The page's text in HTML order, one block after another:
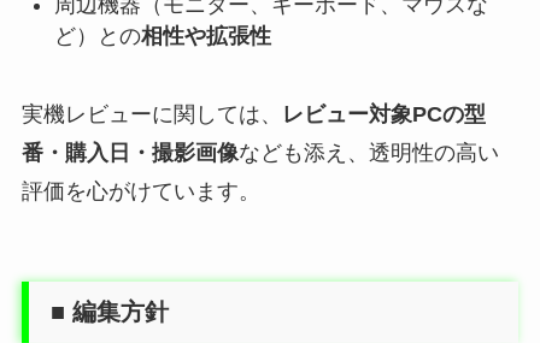
周辺機器（モニター、キーボード、マウスな
ど）との相性や拡張性
実機レビューに関しては、
レビュー対象PCの型
番・購入日・撮影画像なども添え、透明性の高い
評価を心がけています。
■ 編集方針